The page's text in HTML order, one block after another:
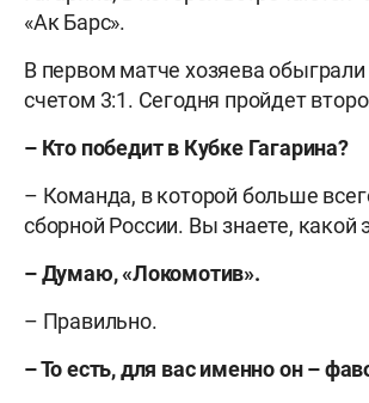
«Ак Барс».
В первом матче хозяева
счетом 3:1. Сегодня пройдет
– Кто победит в Кубке Гагарина?
– Команда, в которой больше
сборной России. Вы знаете, какой
– Думаю, «Локомотив».
– Правильно.
– То есть, для вас именно он –